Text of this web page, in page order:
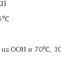
на ООН и 70℃,